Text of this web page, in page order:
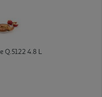
Q.5122 4.8 L